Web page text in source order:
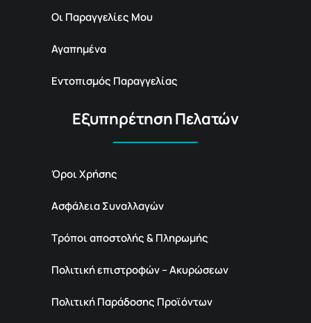
Οι Παραγγελίες Μου
Αγαπημένα
Εντοπισμός Παραγγελίας
Εξυπηρέτηση Πελατών
Όροι Χρήσης
Ασφάλεια Συναλλαγών
Τρόποι αποστολής & Πληρωμής
Πολιτική επιστροφών – Ακυρώσεων
Πολιτική Παράδοσης Προϊόντων